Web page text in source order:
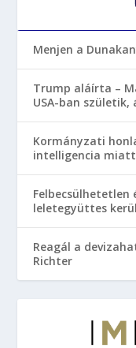
Menjen a
Trump aláírta –
USA-ban
Kormányzati
intelligencia miatt
leletegyüttes
Reagál a
Richter